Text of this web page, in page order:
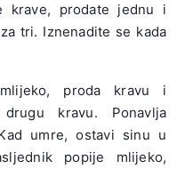
krave, prodate jednu i
tri. Iznenadite se kada
proda kravu i
kravu. Ponavlja
umre, ostavi sinu u
popije mlijeko,